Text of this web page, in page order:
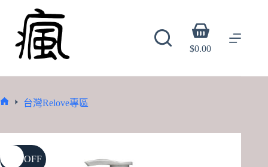
content
Shopping
cart
$0.00
台灣Relove專區
21% OFF